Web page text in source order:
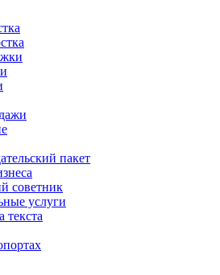
пакет
советник
услуги
текста